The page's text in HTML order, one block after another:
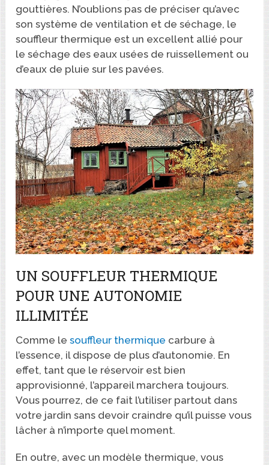
gouttières. N’oublions pas de préciser qu’avec
son système de ventilation et de séchage, le
souffleur thermique est un excellent allié pour
le séchage des eaux usées de ruissellement ou
d’eaux de pluie sur les pavées.
UN SOUFFLEUR THERMIQUE
POUR UNE AUTONOMIE
ILLIMITÉE
Comme lesouffleur thermique carbure à
l’essence, il dispose de plus d’autonomie. En
effet, tant que le réservoir est bien
approvisionné, l’appareil marchera toujours.
Vous pourrez, de ce fait l’utiliser partout dans
votre jardin sans devoir craindre qu’il puisse vous
lâcher à n’importe quel moment.
En outre, avec un modèle thermique, vous